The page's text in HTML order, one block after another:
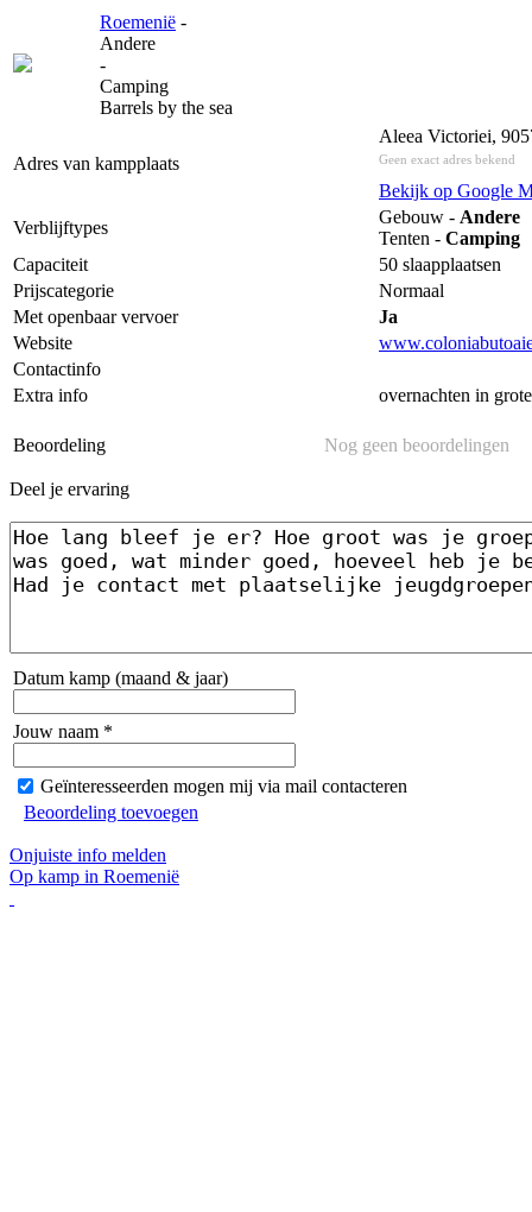
Roemenië -
Andere
-
Camping
Barrels by the sea
Adres van kampplaats
Aleea Victoriei,
Geen exact adres bekend
Bekijk op Google
Verblijftypes
Gebouw - Andere
Tenten - Camping
Capaciteit
50 slaapplaatsen
Prijscategorie
Normaal
Met openbaar vervoer
Ja
Website
Contactinfo
Extra info
overnachten in
Beoordeling Nog geen beoordelingen
Deel je ervaring
Datum kamp (maand & jaar)
Jouw naam *
Geïnteresseerden mogen mij via mail contacteren
Beoordeling toevoegen
Onjuiste info melden
Op kamp in Roemenië